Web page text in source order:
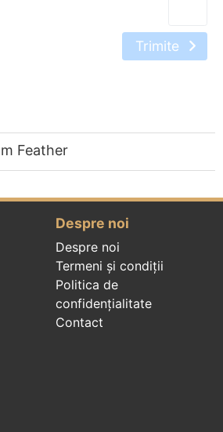
Trimite
Feather
Despre noi
Despre noi
Termeni și condiții
Politica de
confidenţialitate
Contact